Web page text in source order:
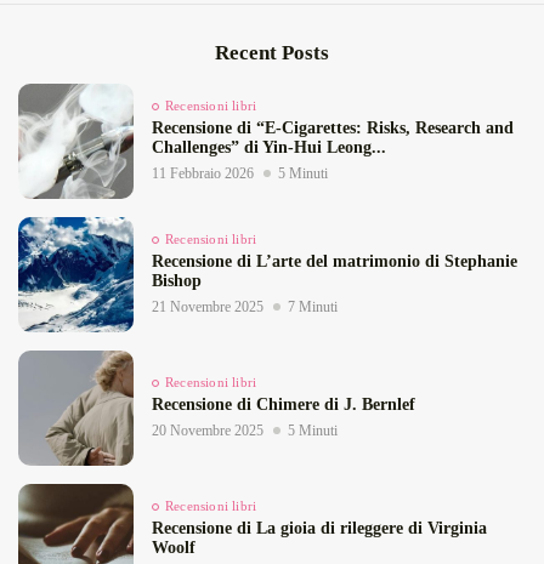
Recent Posts
Recensioni libri
Recensione di “E‑Cigarettes: Risks, Research and
Challenges” di Yin‑Hui Leong...
11 Febbraio 2026 5 Minuti
Recensioni libri
Recensione di L’arte del matrimonio di Stephanie
Bishop
21 Novembre 2025 7 Minuti
Recensioni libri
Recensione di Chimere di J. Bernlef
20 Novembre 2025 5 Minuti
Recensioni libri
Recensione di La gioia di rileggere di Virginia
Woolf